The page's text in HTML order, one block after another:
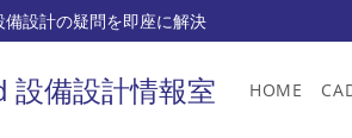
備設計の疑問を即座に解決
設備設計情報室 HOME